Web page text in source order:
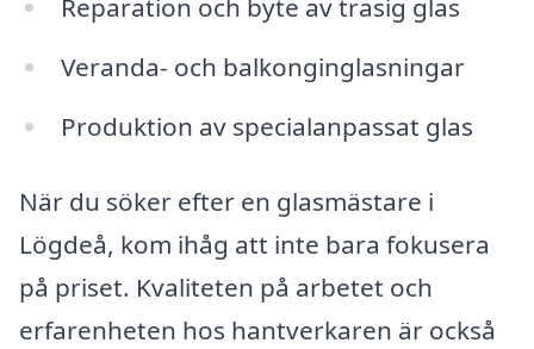
Reparation och byte av trasig glas
Veranda- och balkonginglasningar
Produktion av specialanpassat glas
När du söker efter en glasmästare i
Lögdeå, kom ihåg att inte bara fokusera
på priset. Kvaliteten på arbetet och
erfarenheten hos hantverkaren är också